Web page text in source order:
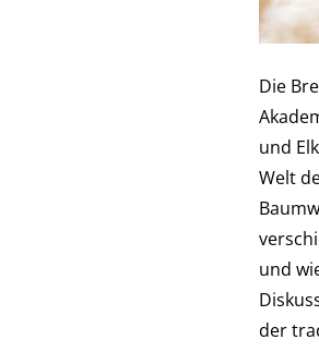
Die
und
Welt
und
der